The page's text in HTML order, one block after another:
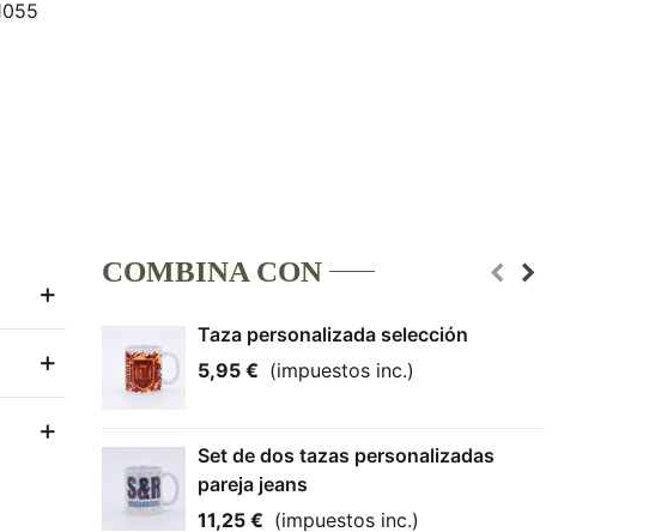
COMBINA CON
Taza personalizada selección
5,95 € (impuestos inc.)
Set de dos tazas personalizadas
pareja jeans
11,25 € (impuestos inc.)